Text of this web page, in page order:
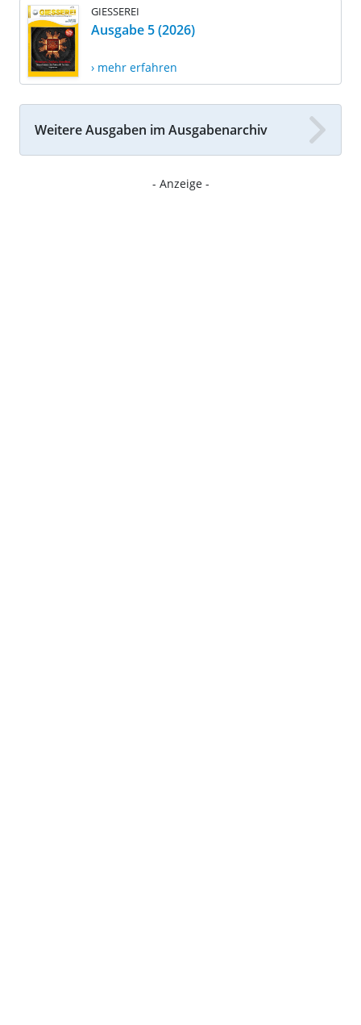
GIESSEREI
Ausgabe 5 (2026)
› mehr erfahren
Weitere Ausgaben im Ausgabenarchiv
- Anzeige -